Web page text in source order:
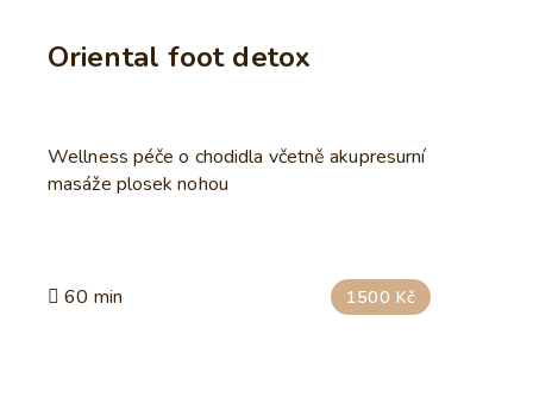
Oriental foot detox
Wellness péče o chodidla včetně akupresurní
masáže plosek nohou
60 min 1500 Kč